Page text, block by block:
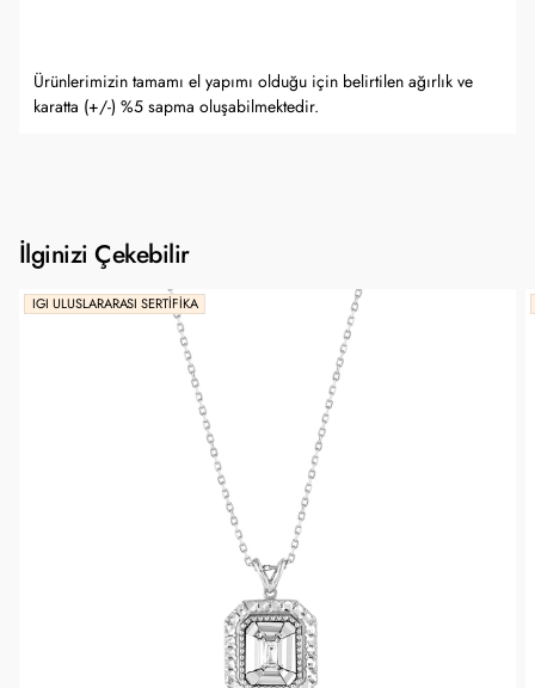
Ürünlerimizin tamamı el yapımı olduğu için belirtilen ağırlık ve
karatta (+/-) %5 sapma oluşabilmektedir.
İlginizi Çekebilir
IGI ULUSLARARASI SERTIFIKA